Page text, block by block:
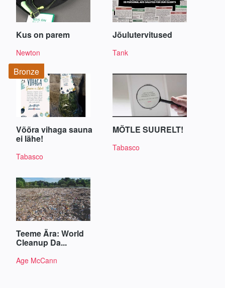
Kus on parem
Newton
Jõulutervitused
Tank
Võõra vihaga sauna
ei lähe!
Tabasco
Bronze
MÕTLE SUURELT!
Tabasco
Teeme Ära: World
Cleanup Da...
Age McCann